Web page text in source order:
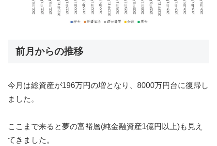
前月からの推移
今月は総資産が196万円の増となり、8000万円台に復帰し
ました。
ここまで来ると夢の富裕層(純金融資産1億円以上)も見え
てきました。